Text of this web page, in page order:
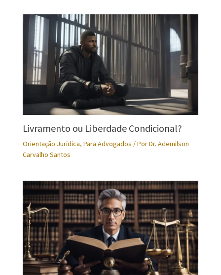
Livramento ou Liberdade Condicional?
Orientação Jurídica, Para Advogados / PorDr. Ademilson
Carvalho Santos